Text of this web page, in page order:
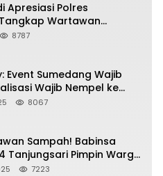
Apresiasi Polres
Wartawan
Kades
8787
Event Sumedang Wajib
Wajib Nempel ke
8067
Sampah! Babinsa
Tanjungsari Pimpin Warga
Gorong & Plastik
7223